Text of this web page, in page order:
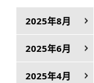
2025年8月
2025年6月
2025年4月